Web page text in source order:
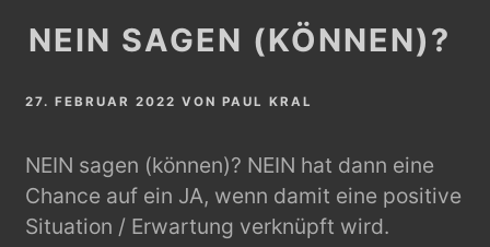
NEIN SAGEN (KÖNNEN)?
27. FEBRUAR 2022 VONPAUL KRAL
NEIN sagen (können)? NEIN hat dann eine
Chance auf ein JA, wenn damit eine positive
Situation / Erwartung verknüpft wird.